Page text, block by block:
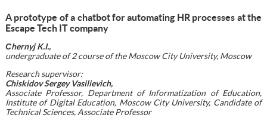
A prototype of a chatbot for automating HR processes at the
Escape Tech IT company
Сhernyj K.I.,
undergraduate of 2 course of the Moscow City University, Moscow
Research supervisor:
Chiskidov Sergey Vasilievich,
Associate Professor, Department of Informatization of Education,
Institute of Digital Education, Moscow City University, Candidate of
Technical Sciences, Associate Professor